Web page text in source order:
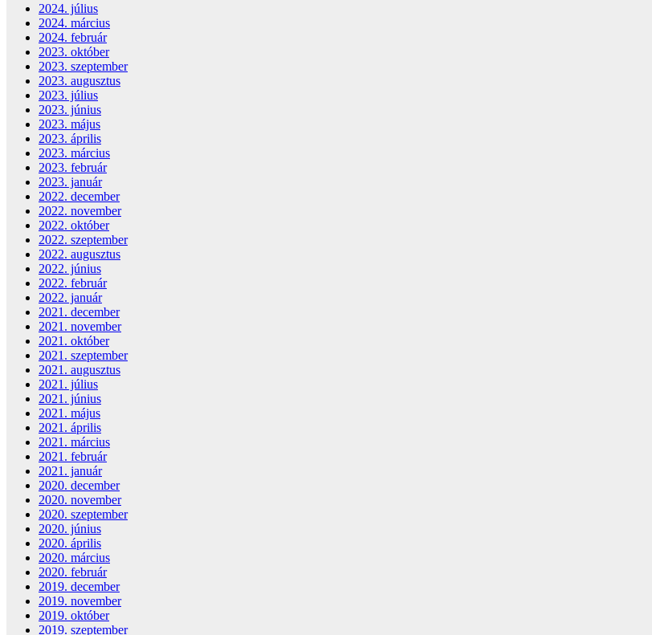
2024. július
2024. március
2024. február
2023. október
2023. szeptember
2023. augusztus
2023. július
2023. június
2023. május
2023. április
2023. március
2023. február
2023. január
2022. december
2022. november
2022. október
2022. szeptember
2022. augusztus
2022. június
2022. február
2022. január
2021. december
2021. november
2021. október
2021. szeptember
2021. augusztus
2021. július
2021. június
2021. május
2021. április
2021. március
2021. február
2021. január
2020. december
2020. november
2020. szeptember
2020. június
2020. április
2020. március
2020. február
2019. december
2019. november
2019. október
2019. szeptember